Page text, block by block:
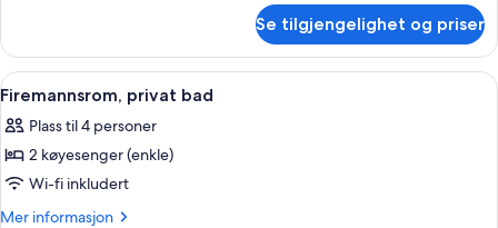
shower)
(private
WC,
shared
Se tilgjengelighet og priser
Åpne
alle
bildene
av
Firemannsrom,
privat
Firemannsrom, privat bad | Wi-fi
8
Firemannsrom, privat bad
Plass til 4 personer
2 køyesenger (enkle)
Wi-fi inkludert
Mer informasjon
Mer